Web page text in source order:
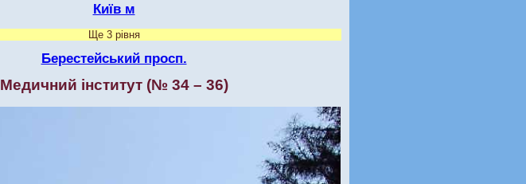
Київ м
Ще 3 рівня
Берестейський просп.
Медичний інститут (№ 34 – 36)